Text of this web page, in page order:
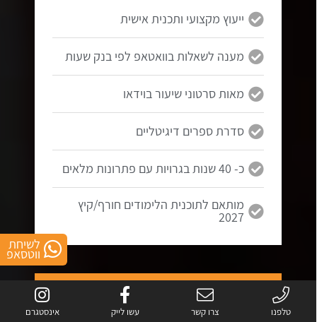
ייעוץ מקצועי ותכנית אישית
מענה לשאלות בוואטאפ לפי בנק שעות
מאות סרטוני שיעור בוידאו
סדרת ספרים דיגיטליים
כ- 40 שנות בגרויות עם פתרונות מלאים
מותאם לתוכנית הלימודים חורף/קיץ
2027
בגרות במתמטיקה
לשיחת
ווטסאפ
טלפנו צרו קשר עשו לייק אינסטגרם